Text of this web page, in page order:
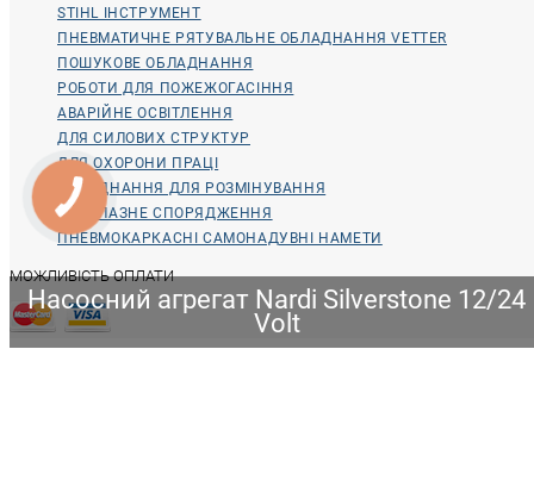
Насосний агрегат Nardi Silverstone 12/24
Volt
STIHL ІНСТРУМЕНТ
ПНЕВМАТИЧНЕ РЯТУВАЛЬНЕ ОБЛАДНАННЯ VETTER
ПОШУКОВЕ ОБЛАДНАННЯ
РОБОТИ ДЛЯ ПОЖЕЖОГАСІННЯ
АВАРІЙНЕ ОСВІТЛЕННЯ
ДЛЯ СИЛОВИХ СТРУКТУР
ДЛЯ ОХОРОНИ ПРАЦІ
ОБЛАДНАННЯ ДЛЯ РОЗМІНУВАННЯ
ВОДОЛАЗНЕ СПОРЯДЖЕННЯ
ПНЕВМОКАРКАСНІ САМОНАДУВНІ НАМЕТИ
МОЖЛИВІСТЬ ОПЛАТИ